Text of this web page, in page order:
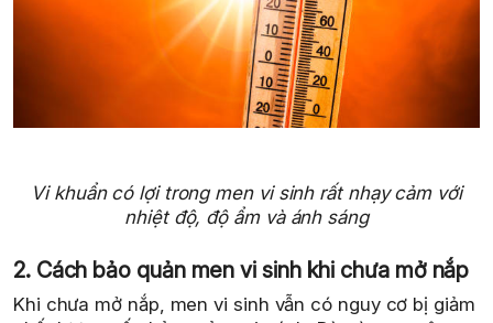
Vi khuẩn có lợi trong men vi sinh rất nhạy cảm với
nhiệt độ, độ ẩm và ánh sáng
2. Cách bảo quản men vi sinh khi chưa mở nắp
Khi chưa mở nắp, men vi sinh vẫn có nguy cơ bị giảm